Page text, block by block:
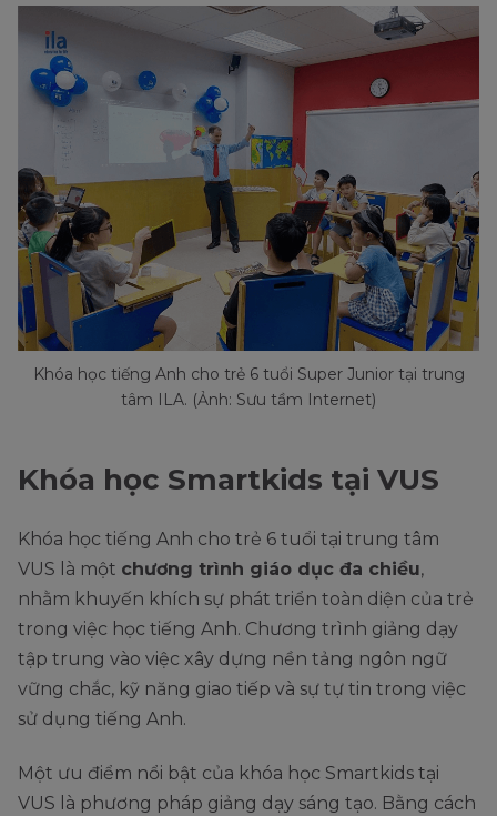
Khóa học tiếng Anh cho trẻ 6 tuổi Super Junior tại trung
tâm ILA. (Ảnh: Sưu tầm Internet)
Khóa học Smartkids tại VUS
Khóa học tiếng Anh cho trẻ 6 tuổi tại trung tâm
VUS là một chương trình giáo dục đa chiều,
nhằm khuyến khích sự phát triển toàn diện của trẻ
trong việc học tiếng Anh. Chương trình giảng dạy
tập trung vào việc xây dựng nền tảng ngôn ngữ
vững chắc, kỹ năng giao tiếp và sự tự tin trong việc
sử dụng tiếng Anh.
Một ưu điểm nổi bật của khóa học Smartkids tại
VUS là phương pháp giảng dạy sáng tạo. Bằng cách